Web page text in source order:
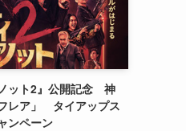
ット2』公開記念 神
レア」 タイアップス
ンペーン